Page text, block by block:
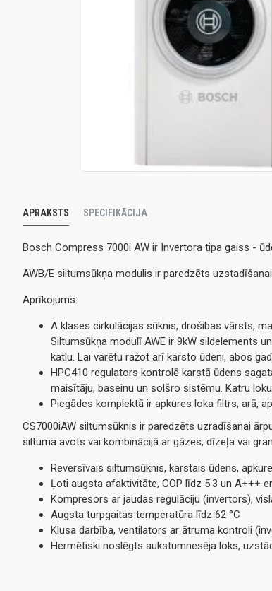
APRAKSTS SPECIFIKĀCIJA
Bosch Compress 7000i AW ir Invertora tipa gaiss -
AWB/E siltumsūkņa modulis ir paredzēts
Aprīkojums:
A klases cirkulācijas sūknis, drošibas vārsts,
Siltumsūkņa modulī AWE ir 9kW sildelements
katlu. Lai varētu ražot arī karsto ūdeni, abos
HPC410 regulators kontrolē karstā ūdens
maisītāju, baseinu un solšro sistēmu. Katru
Piegādes komplektā ir apkures loka filtrs, arā,
CS7000iAW siltumsūknis ir paredzēts uzradīšanai
siltuma avots vai kombinācijā ar gāzes, dīzeļa vai
Reversīvais siltumsūknis, karstais ūdens,
Ļoti augsta afaktivitāte, COP līdz 5.3 un A+++
Kompresors ar jaudas regulāciju (invertors),
Augsta turpgaitas temperatūra līdz 62 °C
Klusa darbība, ventilators ar ātruma kontroli
Hermētiski noslēgts aukstumnesēja loks,